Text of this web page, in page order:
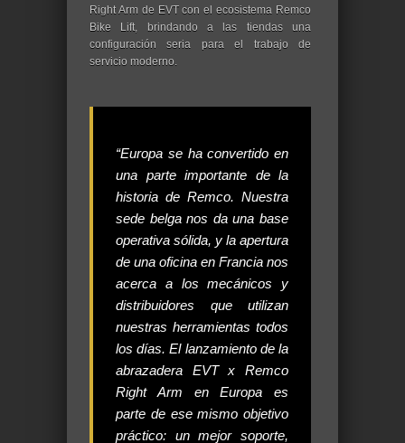
Right Arm de EVT con el ecosistema Remco
Bike Lift, brindando a las tiendas una
configuración seria para el trabajo de
servicio moderno.
“Europa se ha convertido en
una parte importante de la
historia de Remco. Nuestra
sede belga nos da una base
operativa sólida, y la apertura
de una oficina en Francia nos
acerca a los mecánicos y
distribuidores que utilizan
nuestras herramientas todos
los días. El lanzamiento de la
abrazadera EVT x Remco
Right Arm en Europa es
parte de ese mismo objetivo
práctico: un mejor soporte,